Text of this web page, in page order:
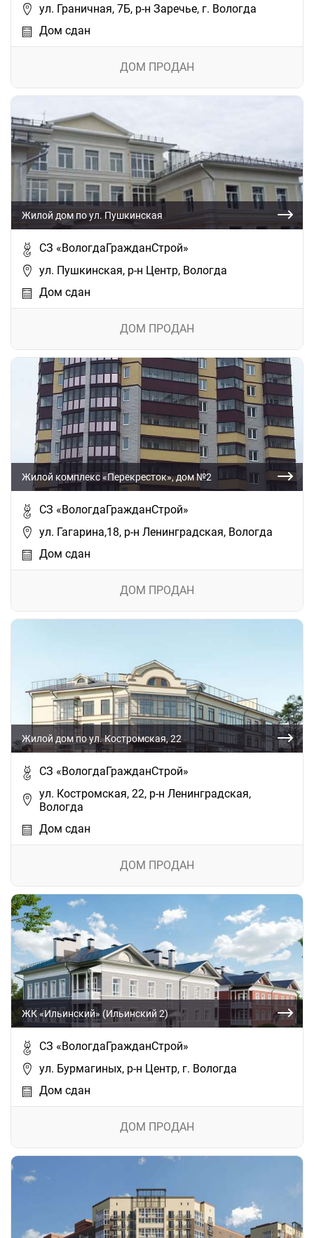
ул. Граничная, 7Б, р-н Заречье, г. Вологда
Дом сдан
ДОМ ПРОДАН
Жилой дом по ул. Пушкинская
СЗ «ВологдаГражданСтрой»
ул. Пушкинская, р-н Центр, Вологда
Дом сдан
ДОМ ПРОДАН
Жилой комплекс «Перекресток», дом №2
СЗ «ВологдаГражданСтрой»
ул. Гагарина,18, р-н Ленинградская, Вологда
Дом сдан
ДОМ ПРОДАН
Жилой дом по ул. Костромская, 22
СЗ «ВологдаГражданСтрой»
ул. Костромская, 22, р-н Ленинградская,
Вологда
Дом сдан
ДОМ ПРОДАН
ЖК «Ильинский» (Ильинский 2)
СЗ «ВологдаГражданСтрой»
ул. Бурмагиных, р-н Центр, г. Вологда
Дом сдан
ДОМ ПРОДАН